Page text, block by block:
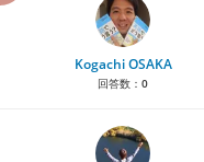
Kogachi OSAKA
回答数： 0